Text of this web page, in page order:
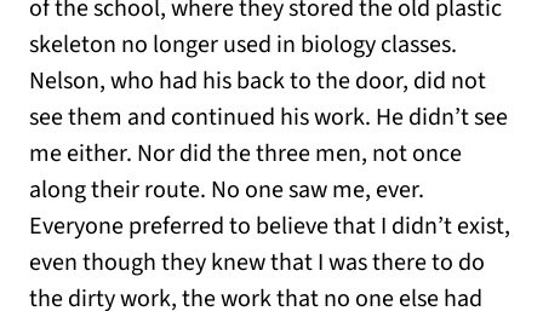
of the school, where they stored the old plastic
skeleton no longer used in biology classes.
Nelson, who had his back to the door, did not
see them and continued his work. He didn’t see
me either. Nor did the three men, not once
along their route. No one saw me, ever.
Everyone preferred to believe that I didn’t exist,
even though they knew that I was there to do
the dirty work, the work that no one else had